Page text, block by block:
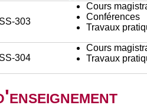
303
Cours
Conférences
Travaux
304
Cours
Travaux